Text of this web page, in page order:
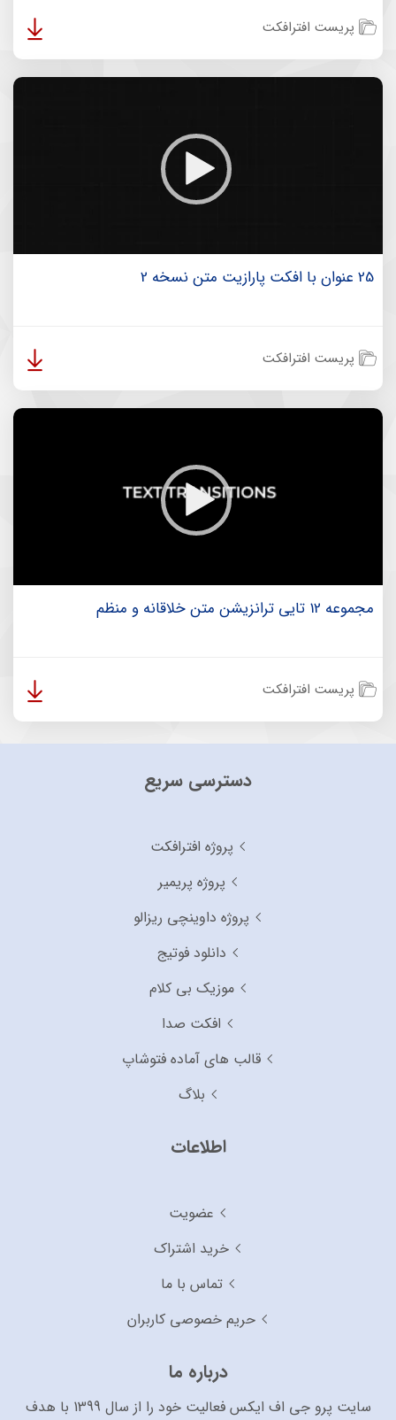
پریست افترافکت
25 عنوان با افکت پارازیت متن نسخه 2
پریست افترافکت
مجموعه 12 تایی ترانزیشن متن خلاقانه و منظم
پریست افترافکت
دسترسی سریع
پروژه افترافکت
پروژه پریمیر
پروژه داوینچی ریزالو
دانلود فوتیج
موزیک بی کلام
افکت صدا
قالب های آماده فتوشاپ
بلاگ
اطلاعات
عضویت
خرید اشتراک
تماس با ما
حریم خصوصی کاربران
درباره ما
سایت پرو جی اف ایکس فعالیت خود را از سال 1399 با هدف